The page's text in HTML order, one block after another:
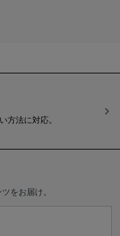
方法に対応。
をお届け。